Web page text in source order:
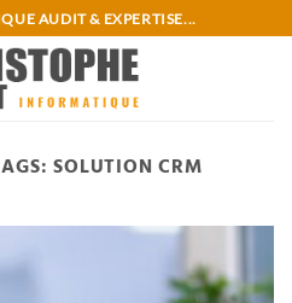
AUDIT & EXPERTISE...
SOLUTION CRM